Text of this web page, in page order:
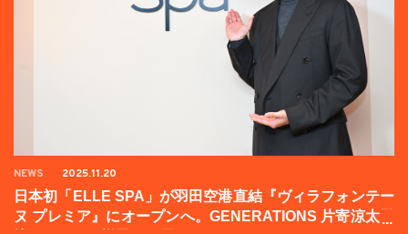
NEWS 2025.11.20
日本初「ELLE SPA」が羽田空港直結『ヴィラフォンテー
ヌ プレミア』にオープンへ。GENERATIONS 片寄涼太登